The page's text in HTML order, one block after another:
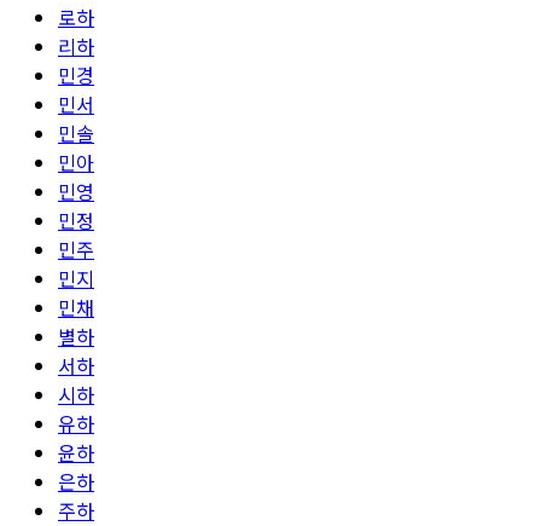
로하
리하
민경
민서
민솔
민아
민영
민정
민주
민지
민채
별하
서하
시하
유하
윤하
은하
주하